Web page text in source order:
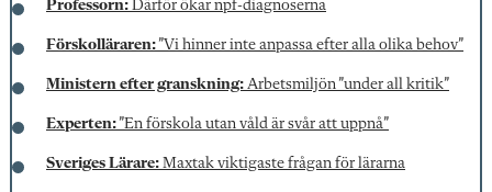
Professorn: Därför ökar npf-diagnoserna
Förskolläraren:”Vi hinner inte anpassa efter alla olika behov”
Ministern efter granskning: Arbetsmiljön ”under all kritik”
Experten:”En förskola utan våld är svår att uppnå”
Sveriges Lärare: Maxtak viktigaste frågan för lärarna